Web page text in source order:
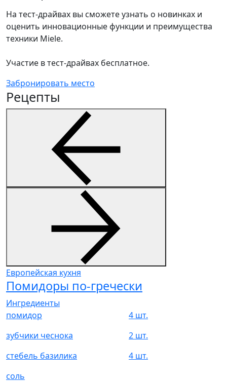
На тест-драйвах вы сможете узнать о новинках и
оценить инновационные функции и преимущества
техники Miele.
Участие в тест-драйвах бесплатное.
Забронировать место
Рецепты
Европейская кухня
Помидоры по-гречески
Ингредиенты
помидор
4 шт.
зубчики чеснока
2 шт.
стебель базилика
4 шт.
соль